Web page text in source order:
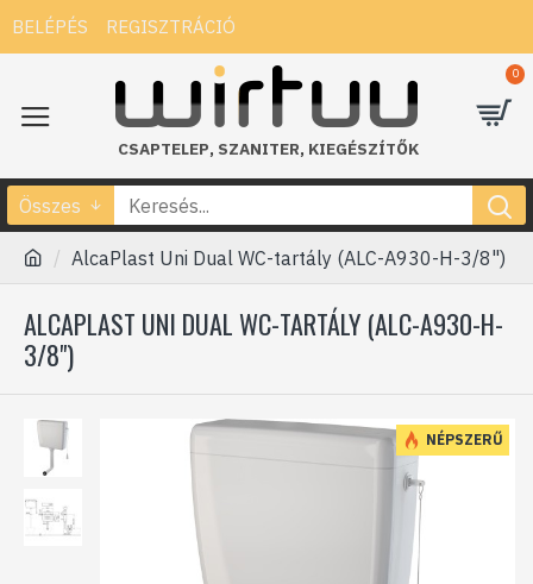
BELÉPÉS REGISZTRÁCIÓ
CSAPTELEP, SZANITER, KIEGÉSZÍTŐK
0
Összes
AlcaPlast Uni Dual WC-tartály (ALC-A930-H-3/8")
ALCAPLAST UNI DUAL WC-TARTÁLY (ALC-A930-H-
3/8")
NÉPSZERŰ